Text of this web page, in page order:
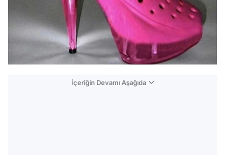
İçeriğin Devamı Aşağıda